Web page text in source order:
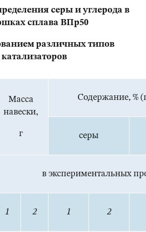
серы и углерода в
сплава ВПр50
различных типов
катализаторов
Масса
навески,
г
Содержание, %
серы
в экспериментальных
1 2 1 2